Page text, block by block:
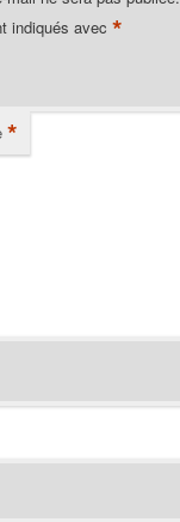
indiqués avec*
*